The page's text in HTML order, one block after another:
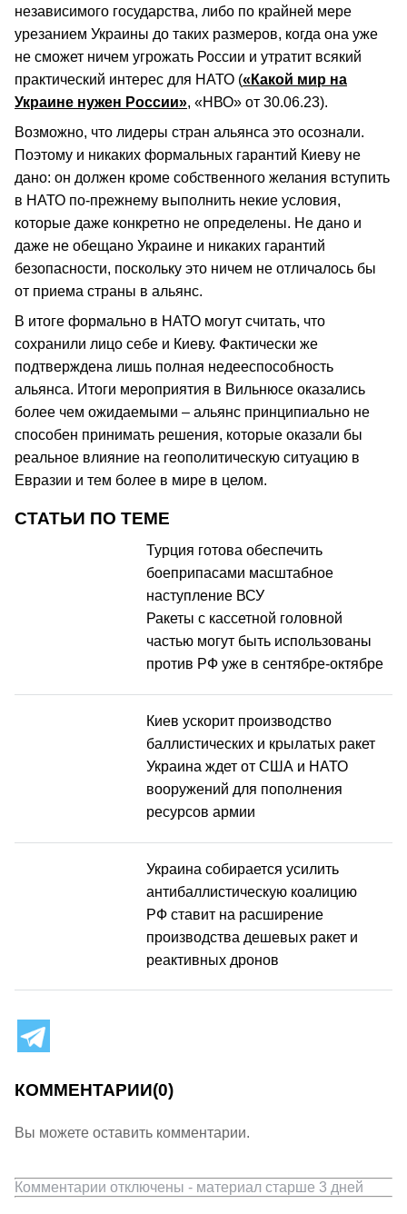
независимого государства, либо по крайней мере
урезанием Украины до таких размеров, когда она уже
не сможет ничем угрожать России и утратит всякий
практический интерес для НАТО («Какой мир на
Украине нужен России», «НВО» от 30.06.23).
Возможно, что лидеры стран альянса это осознали.
Поэтому и никаких формальных гарантий Киеву не
дано: он должен кроме собственного желания вступить
в НАТО по-прежнему выполнить некие условия,
которые даже конкретно не определены. Не дано и
даже не обещано Украине и никаких гарантий
безопасности, поскольку это ничем не отличалось бы
от приема страны в альянс.
В итоге формально в НАТО могут считать, что
сохранили лицо себе и Киеву. Фактически же
подтверждена лишь полная недееспособность
альянса. Итоги мероприятия в Вильнюсе оказались
более чем ожидаемыми – альянс принципиально не
способен принимать решения, которые оказали бы
реальное влияние на геополитическую ситуацию в
Евразии и тем более в мире в целом.
СТАТЬИ ПО ТЕМЕ
Турция готова обеспечить
боеприпасами масштабное
наступление ВСУ
Ракеты с кассетной головной
частью могут быть использованы
против РФ уже в сентябре-октябре
Киев ускорит производство
баллистических и крылатых ракет
Украина ждет от США и НАТО
вооружений для пополнения
ресурсов армии
Украина собирается усилить
антибаллистическую коалицию
РФ ставит на расширение
производства дешевых ракет и
реактивных дронов
КОММЕНТАРИИ(0)
Вы можете оставить комментарии.
Комментарии отключены - материал старше 3 дней